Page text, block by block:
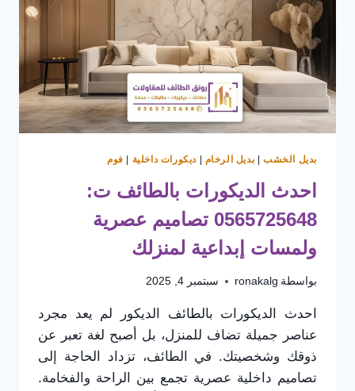
طويلاً
بديل الخشب| بديل الرخام ديكورات داخلية فوم
احدث الديكورات بالطائف ت:
0565725648 تصاميم عصرية
ولمسات إبداعية لمنزلك
بواسطة ronakalg سبتمبر 4, 2025
احدث الديكورات بالطائف الديكور لم يعد مجرد
عناصر جميلة تضاف للمنزل، بل أصبح لغة تعبر عن
ذوقك وشخصيتك. في الطائف، تزداد الحاجة إلى
تصاميم داخلية عصرية تجمع بين الراحة والفخامة.